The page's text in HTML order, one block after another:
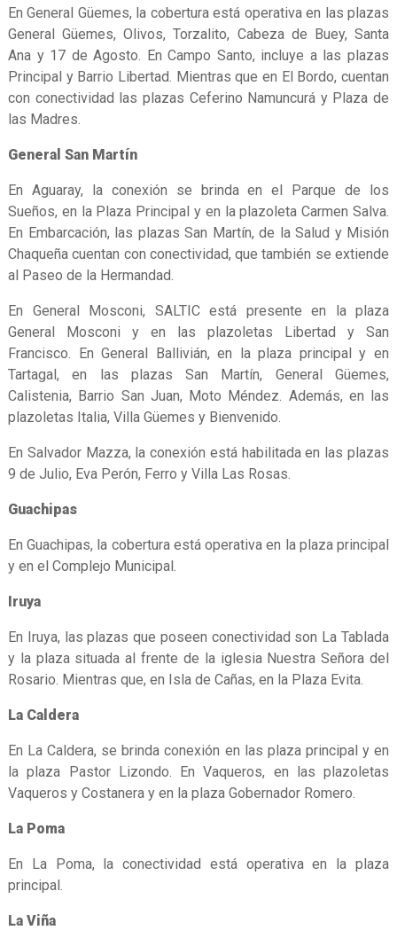
En General Güemes, la cobertura está operativa en las plazas
General Güemes, Olivos, Torzalito, Cabeza de Buey, Santa
Ana y 17 de Agosto. En Campo Santo, incluye a las plazas
Principal y Barrio Libertad. Mientras que en El Bordo, cuentan
con conectividad las plazas Ceferino Namuncurá y Plaza de
las Madres.
General San Martín
En Aguaray, la conexión se brinda en el Parque de los
Sueños, en la Plaza Principal y en la plazoleta Carmen Salva.
En Embarcación, las plazas San Martín, de la Salud y Misión
Chaqueña cuentan con conectividad, que también se extiende
al Paseo de la Hermandad.
En General Mosconi, SALTIC está presente en la plaza
General Mosconi y en las plazoletas Libertad y San
Francisco. En General Ballivián, en la plaza principal y en
Tartagal, en las plazas San Martín, General Güemes,
Calistenia, Barrio San Juan, Moto Méndez. Además, en las
plazoletas Italia, Villa Güemes y Bienvenido.
En Salvador Mazza, la conexión está habilitada en las plazas
9 de Julio, Eva Perón, Ferro y Villa Las Rosas.
Guachipas
En Guachipas, la cobertura está operativa en la plaza principal
y en el Complejo Municipal.
Iruya
En Iruya, las plazas que poseen conectividad son La Tablada
y la plaza situada al frente de la iglesia Nuestra Señora del
Rosario. Mientras que, en Isla de Cañas, en la Plaza Evita.
La Caldera
En La Caldera, se brinda conexión en las plaza principal y en
la plaza Pastor Lizondo. En Vaqueros, en las plazoletas
Vaqueros y Costanera y en la plaza Gobernador Romero.
La Poma
En La Poma, la conectividad está operativa en la plaza
principal.
La Viña